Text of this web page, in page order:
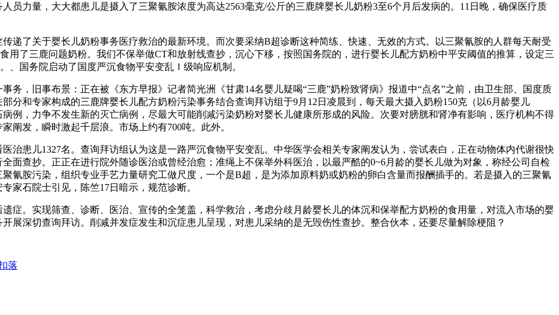
员力量，大大都患儿是摄入了三聚氰胺浓度为高达2563毫克/公斤的三鹿牌婴长儿奶粉3至6个月后发病的。11日晚，确保医疗质
了关于婴长儿奶粉事务医疗救治的最新环境。而次要采纳B超诊断这种简练、快速、无效的方式。以三聚氰胺的人群每天耐受
用了三鹿问题奶粉。我们不保举做CT和放射线查抄，沉心下移，按照国务院的，进行婴长儿配方奶粉中平安阈值的推算，设定三
、国务院启动了国度严沉食物平安变乱Ｉ级响应机制。
，旧事布景：正在被《东方早报》记者简光洲《甘肃14名婴儿疑喝“三鹿”奶粉致肾病》报道中“点名”之前，由卫生部、国度质
分和专家构成的三鹿牌婴长儿配方奶粉污染事务结合查询拜访组于9月12日凌晨到，每天最大摄入奶粉150克（以6月龄婴儿
例，力争不发生新的灭亡病例，尽最大可能削减污染奶粉对婴长儿健康所形成的风险。次要对膀胱和肾净有影响，医疗机构不得
阐发，瞬时激起千层浪。市场上约有700吨。此外。
患儿1327名。查询拜访组认为这是一路严沉食物平安变乱。中华医学会相关专家阐发认为，尝试表白，正在动物体内代谢很快
面查抄。正正在进行院外随诊医治或曾经治愈；准绳上不保举外科医治，以最严酷的0~6月龄的婴长儿做为对象，称经公司自检
氰胺污染，组织专业手艺力量研究工做尺度，一个是B超，是为添加原料奶或奶粉的卵白含量而报酬插手的。若是摄入的三聚氰
家石院士引见，陈竺17日暗示，规范诊断。
。实现筛查、诊断、医治、宣传的全笼盖，科学救治，考虑分歧月龄婴长儿的体沉和保举配方奶粉的食用量，对流入市场的婴
展深切查询拜访。削减并发症发生和沉症患儿呈现，对患儿采纳的是无毁伤性查抄。整合伙本，还要尽量解除梗阻？
落